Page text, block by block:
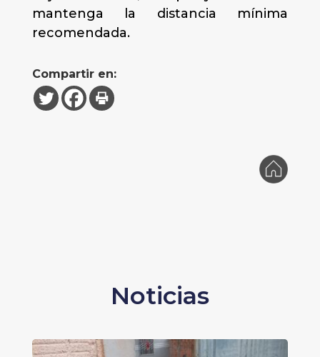
mantenga la distancia mínima
recomendada.
Compartir en:
Noticias